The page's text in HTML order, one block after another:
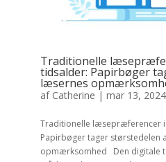
Traditionelle
tidsalder: Papirbøger
læsernes
af Catherine |mar 13, 2024
Traditionelle læsepræferencer
Papirbøger tager størstedelen
opmærksomhed Den digitale